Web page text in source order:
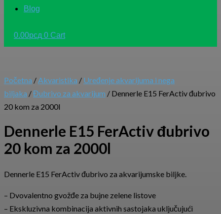
Blog
0.00рсд 0 Cart
Početna /Akvaristika / Uređenje akvarijuma i nega
biljaka /Đubrivo za akvarijum / Dennerle E15 FerActiv đubrivo
20 kom za 2000l
Dennerle E15 FerActiv đubrivo
20 kom za 2000l
Dennerle E15 FerActiv đubrivo za akvarijumske biljke.
– Dvovalentno gvožđe za bujne zelene listove
– Ekskluzivna kombinacija aktivnih sastojaka uključujući